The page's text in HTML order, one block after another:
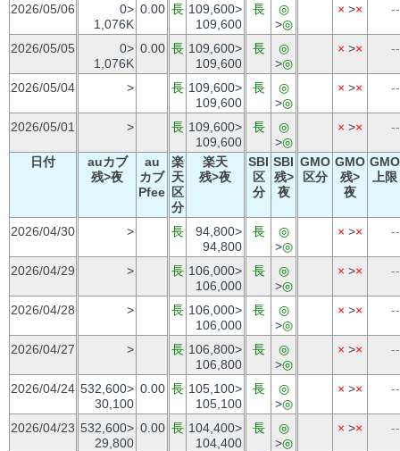
2026/05/06
0>
1,076K
0.00 長 109,600>
109,600
長
◎
>◎
× >× --
2026/05/05
0>
1,076K
0.00 長 109,600>
109,600
長
◎
>◎
× >× --
2026/05/04 > 長 109,600>
109,600
長
◎
>◎
× >× --
2026/05/01 > 長 109,600>
109,600
長
◎
>◎
× >× --
日付
auカブ
残>夜
au
カブ
Pfee
楽
天
区
分
楽天
残>夜
SBI
区
分
SBI
残>
夜
GMO
区分
GMO
残>
夜
GMO
上限
2026/04/30 > 長
94,800>
94,800
長
◎
>◎
× >× --
2026/04/29 > 長 106,000>
106,000
長
◎
>◎
× >× --
2026/04/28 > 長 106,000>
106,000
長
◎
>◎
× >× --
2026/04/27 > 長 106,800>
106,800
長
◎
>◎
× >× --
2026/04/24 532,600>
30,100
0.00 長 105,100>
105,100
長
◎
>◎
× >× --
2026/04/23 532,600>
29,800
0.00 長 104,400>
104,400
長
◎
>◎
× >× --